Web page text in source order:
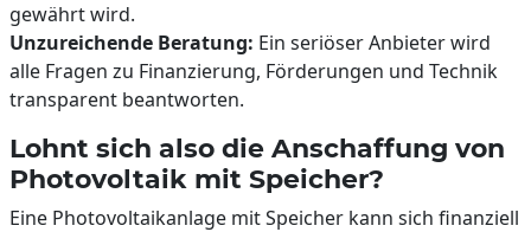
gewährt wird.
Unzureichende Beratung: Ein seriöser Anbieter wird
alle Fragen zu Finanzierung, Förderungen und Technik
transparent beantworten.
Lohnt sich also die Anschaffung von
Photovoltaik mit Speicher?
Eine Photovoltaikanlage mit Speicher kann sich finanziell